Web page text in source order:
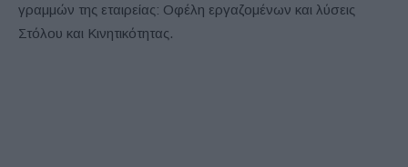
γραμμών της εταιρείας: Οφέλη εργαζομένων και λύσεις
Στόλου και Κινητικότητας.